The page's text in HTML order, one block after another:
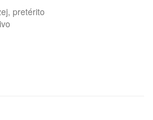
pretérito